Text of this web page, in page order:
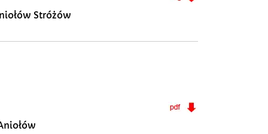
Stróżów